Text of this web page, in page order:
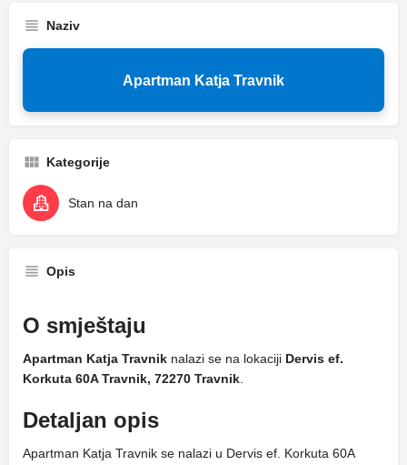
Naziv
Apartman Katja Travnik
Kategorije
Stan na dan
Opis
O smještaju
Apartman Katja Travnik nalazi se na lokaciji Dervis ef.
Korkuta 60A Travnik, 72270 Travnik
Detaljan opis
Apartman Katja Travnik se nalazi u Dervis ef. Korkuta 60A